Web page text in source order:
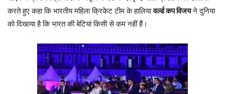
करते हुए कहा कि भारतीय महिला क्रिकेट टीम के हालियावर्ल्ड कप विजयने दुनिया
को दिखाया है कि भारत की बेटियां किसी से कम नहीं हैं।